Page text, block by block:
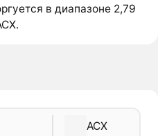
в диапазоне 2,79
ACX